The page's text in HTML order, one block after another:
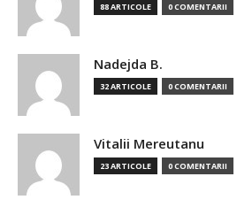
88 ARTICOLE 0 COMENTARII
Nadejda B.
32 ARTICOLE 0 COMENTARII
Vitalii Mereutanu
23 ARTICOLE 0 COMENTARII